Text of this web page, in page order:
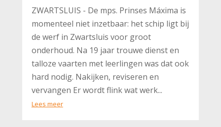
ZWARTSLUIS - De mps. Prinses Máxima is
momenteel niet inzetbaar: het schip ligt bij
de werf in Zwartsluis voor groot
onderhoud. Na 19 jaar trouwe dienst en
talloze vaarten met leerlingen was dat ook
hard nodig. Nakijken, reviseren en
vervangen Er wordt flink wat werk...
Lees meer